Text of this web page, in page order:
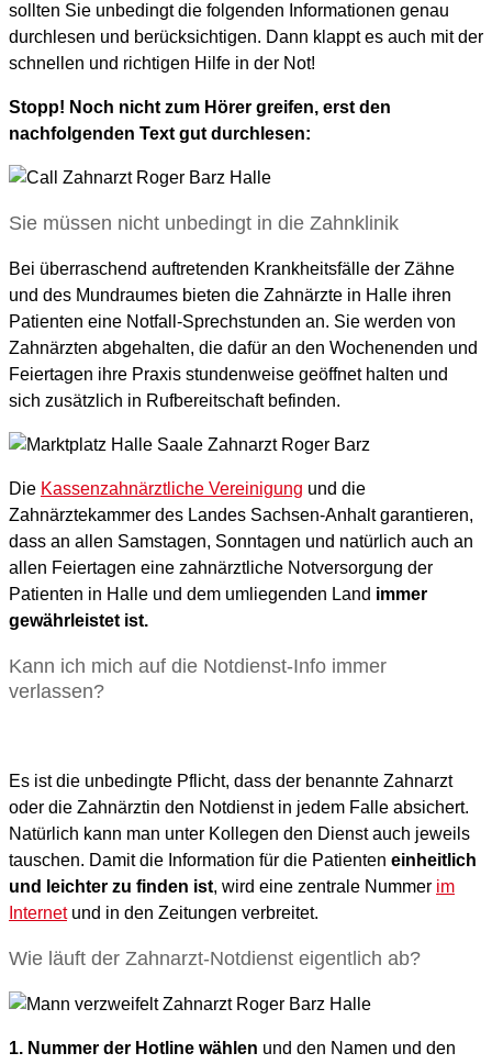
sollten Sie unbedingt die folgenden Informationen genau
durchlesen und berücksichtigen. Dann klappt es auch mit der
schnellen und richtigen Hilfe in der Not!
Stopp! Noch nicht zum Hörer greifen, erst den
nachfolgenden Text gut durchlesen:
Sie müssen nicht unbedingt in die Zahnklinik
Bei überraschend auftretenden Krankheitsfälle der Zähne
und des Mundraumes bieten die Zahnärzte in Halle ihren
Patienten eine Notfall-Sprechstunden an. Sie werden von
Zahnärzten abgehalten, die dafür an den Wochenenden und
Feiertagen ihre Praxis stundenweise geöffnet halten und
sich zusätzlich in Rufbereitschaft befinden.
Die Kassenzahnärztliche Vereinigung und die
Zahnärztekammer des Landes Sachsen-Anhalt garantieren,
dass an allen Samstagen, Sonntagen und natürlich auch an
allen Feiertagen eine zahnärztliche Notversorgung der
Patienten in Halle und dem umliegenden Land immer
gewährleistet ist.
Kann ich mich auf die Notdienst-Info immer
verlassen?
Es ist die unbedingte Pflicht, dass der benannte Zahnarzt
oder die Zahnärztin den Notdienst in jedem Falle absichert.
Natürlich kann man unter Kollegen den Dienst auch jeweils
tauschen. Damit die Information für die Patienten einheitlich
und leichter zu finden ist, wird eine zentrale Nummer im
Internetund in den Zeitungen verbreitet.
Wie läuft der Zahnarzt-Notdienst eigentlich ab?
1. Nummer der Hotline wählen und den Namen und den